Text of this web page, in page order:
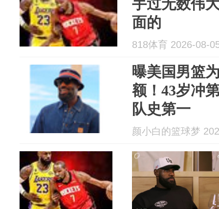
手过无数伟
面的
818体育 2026-08-
曝美国男篮
额！43岁冲
队史第一
颜小白的篮球梦